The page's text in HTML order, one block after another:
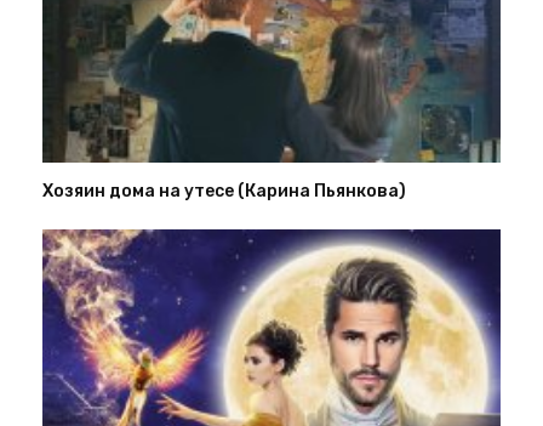
Хозяин дома на утесе (Карина Пьянкова)